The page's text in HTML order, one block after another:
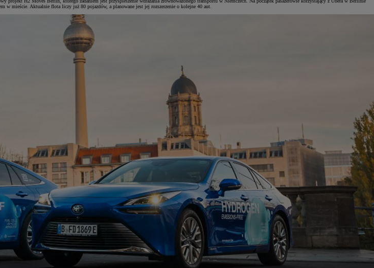
w mieście. Aktualnie flota liczy już 80 pojazdów, a planowane jest jej rozszerzenie o kolejne 40 aut.